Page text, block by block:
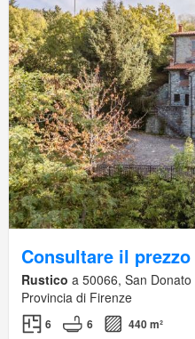
Consultare il prezzo
Rustico a 50066, San
Provincia di Firenze
6 6
440 m²